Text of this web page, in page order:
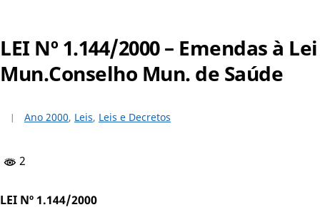
LEI Nº 1.144/2000 – Emendas à Lei
Mun.Conselho Mun. de Saúde
Ano 2000, Leis, Leis e Decretos
2
LEI Nº 1.144/2000